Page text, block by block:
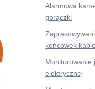
Alarmowa
gorączki
końcówek
Monitorowanie
elektrycznej